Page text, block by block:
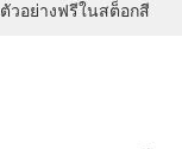
ตัวอย่างฟรีในสต็อกสี